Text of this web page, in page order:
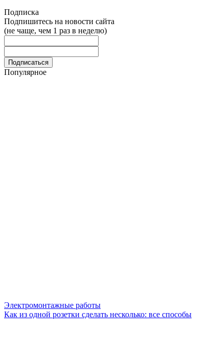
Подписка
Подпишитесь на новости сайта
(не чаще, чем 1 раз в неделю)
Популярное
Электромонтажные работы
Как из одной розетки сделать несколько: все способы